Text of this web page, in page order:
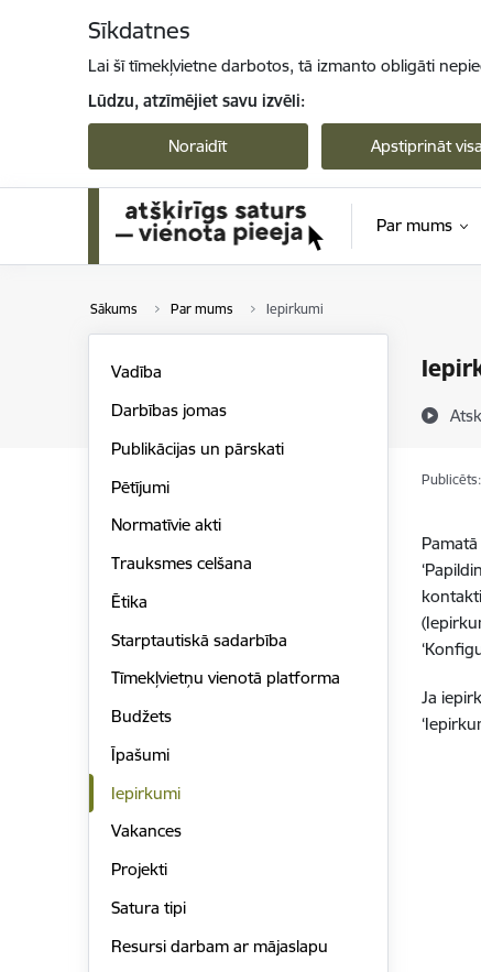
Sīkdatnes
Lai šī tīmekļvietne darbotos, tā izmanto obligāti
Lūdzu, atzīmējiet savu izvēli:
Noraidīt Apstiprināt
Par mums
Sākums Par mums Iepirkumi
Vadība
Darbības jomas
Publikācijas un pārskati
Pētījumi
Normatīvie akti
Trauksmes celšana
Ētika
Starptautiskā sadarbība
Tīmekļvietņu vienotā platforma
Budžets
Īpašumi
Iepirkumi
Vakances
Projekti
Satura tipi
Resursi darbam ar mājaslapu
Ja